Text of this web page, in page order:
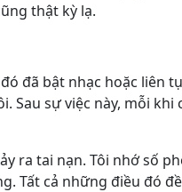
thật kỳ lạ.
đã bật nhạc hoặc liên
Sau sự việc này, mỗi
ra tai nạn. Tôi nhớ số
Tất cả những điều đó